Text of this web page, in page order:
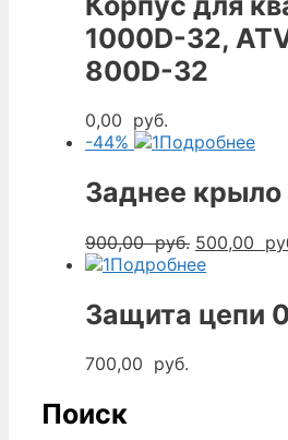
1000D-32,
800D-32
0,00 руб.
-44%
Подробнее
Заднее крыло
900,00руб.
цена
900,00
руб..
500,00
Подробнее
Защита цепи
700,00 руб.
Поиск